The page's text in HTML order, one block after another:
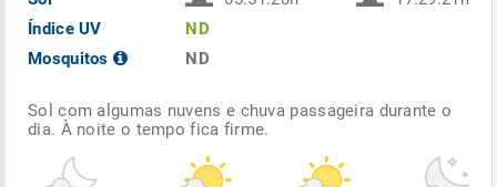
Índice UV
Mosquitos
ND
ND
Sol com algumas nuvens e chuva passageira durante o
dia. À noite o tempo fica firme.